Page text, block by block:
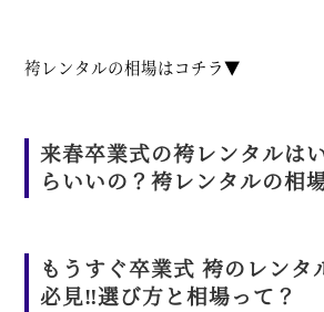
袴レンタルの相場はコチラ▼
来春卒業式の袴レンタルは
らいいの？袴レンタルの相
もうすぐ卒業式 袴のレンタ
必見‼️選び方と相場って？